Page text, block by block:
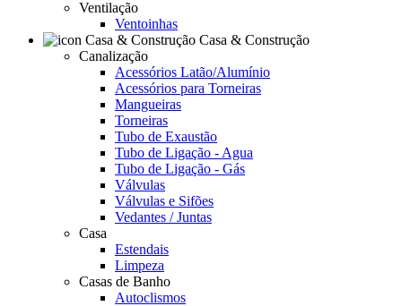
Ventilação
Ventoinhas
Casa & Construção
Canalização
Acessórios Latão/Alumínio
Acessórios para Torneiras
Mangueiras
Torneiras
Tubo de Exaustão
Tubo de Ligação - Agua
Tubo de Ligação - Gás
Válvulas
Válvulas e Sifões
Vedantes / Juntas
Casa
Estendais
Limpeza
Casas de Banho
Autoclismos